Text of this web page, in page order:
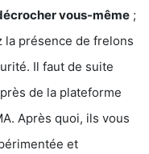
vous-même ;
la présence de frelons
Il faut de suite
de la plateforme
Après quoi, ils vous
et